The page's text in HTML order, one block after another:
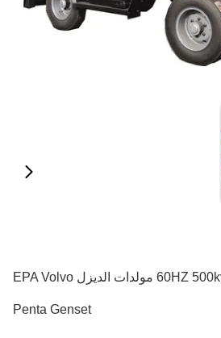
مقطورة محمولة 60HZ 500kva مولدات الديزل EPA Volvo
Penta Genset